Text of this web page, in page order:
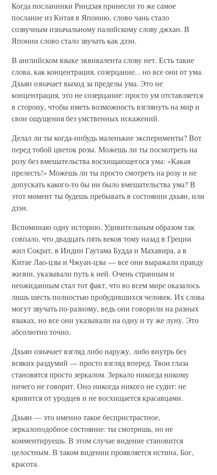
Когда посланники Риндзая принесли то же самое
послание из Китая в Японию, слово чань стало
созвучным изначальному палийскому слову джхан. В
Японии слово стало звучать как дзэн.
В английском языке эквивалента слову нет. Есть такие
слова, как концентрация, созерцание... но все они от ума.
Дхьян означает выход за пределы ума. Это не
концентрация, это не созерцание: просто ум отставляется
в сторону, чтобы иметь возможность взглянуть на мир и
свои ощущения без умственных искажений.
Делал ли ты когда-нибудь маленькие эксперименты? Вот
перед тобой цветок розы. Можешь ли ты посмотреть на
розу без вмешательства восхищающегося ума: «Какая
прелесть!» Можешь ли ты просто смотреть на розу и не
допускать какого-то бы ни было вмешательства ума? В
этот момент ты будешь пребывать в состоянии дхьян, или
дзэн.
Вспоминаю одну историю. Удивительным образом так
совпало, что двадцать пять веков тому назад в Греции
жил Сократ, в Индии Гаутама Будда и Махавира, а в
Китае Лао-цзы и Чжуан-цзы — все они выражали правду
жизни, указывали путь к ней. Очень странным и
неожиданным стал тот факт, что во всем мире оказалось
лишь шесть полностью пробудившихся человек. Их слова
могут звучать по-разному, ведь они говорили на разных
языках, но все они указывали на одну и ту же луну. Это
абсолютно точно.
Дхьян означает взгляд либо наружу, либо внутрь без
всяких раздумий — просто взгляд вперед. Твои глаза
становятся просто зеркалом. Зеркало никогда никому
ничего не говорит. Оно никогда никого не судит: не
кривится от уродцев и не восхищается красавцами.
Дхьян — это именно такое беспристрастное,
зеркалоподобное состояние: ты смотришь, но не
комментируешь. В этом случае видение становится
целостным. В таком видении проявляется истина, Бог,
красота.